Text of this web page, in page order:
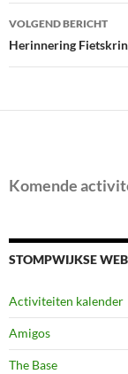
VOLGEND BERICHT
Herinnering
Komende
STOMPWIJKSE
Activiteiten kalender
Amigos
The Base